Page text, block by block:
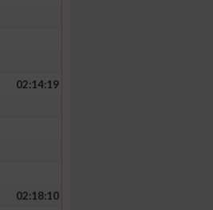
02:14:19
02:18:10